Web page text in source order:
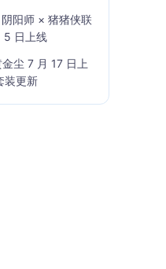
阳师 × 猪猪侠联
5 日上线
尘 7 月 17 日上
装更新